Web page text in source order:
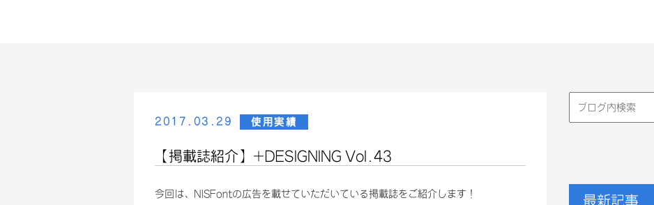
2017.03.29 使用実績
【掲載誌紹介】+DESIGNING Vol.43
今回は、NISFontの広告を載せていただいている掲載誌をご紹介します！
最新記事